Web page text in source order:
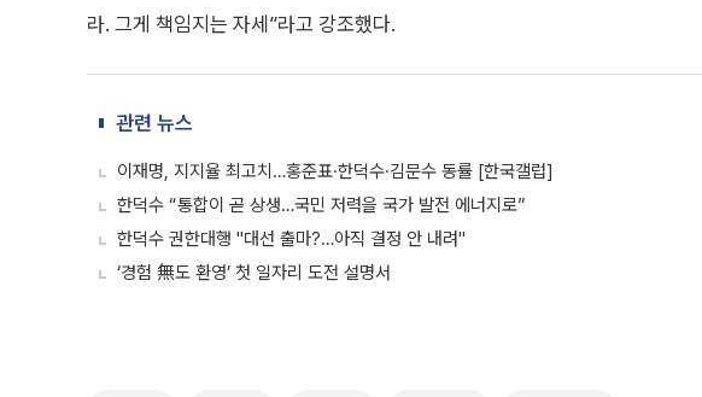
라. 그게 책임지는 자세”라고 강조했다.
관련 뉴스
이재명, 지지율 최고치…홍준표·한덕수·김문수 동률 [한국갤럽]
한덕수 “통합이 곧 상생…국민 저력을 국가 발전 에너지로”
한덕수 권한대행 "대선 출마?…아직 결정 안 내려"
‘경험 無도 환영’ 첫 일자리 도전 설명서